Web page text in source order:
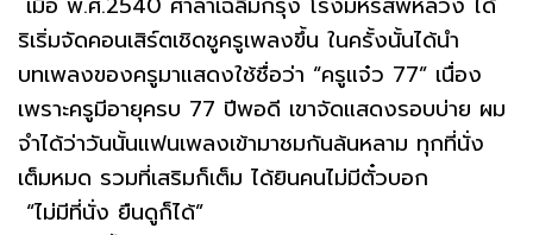
ริเริ่มจัดคอนเสิร์ตเชิดชูครูเพลงขึ้น ในครั้งนั้นได้นำ
บทเพลงของครูมาแสดงใช้ชื่อว่า “ครูแจ๋ว 77” เนื่อง
เพราะครูมีอายุครบ 77 ปีพอดี เขาจัดแสดงรอบบ่าย ผม
จำได้ว่าวันนั้นแฟนเพลงเข้ามาชมกันล้นหลาม ทุกที่นั่ง
เต็มหมด รวมที่เสริมก็เต็ม ได้ยินคนไม่มีตั๋วบอก
“ไม่มีที่นั่ง ยืนดูก็ได้”